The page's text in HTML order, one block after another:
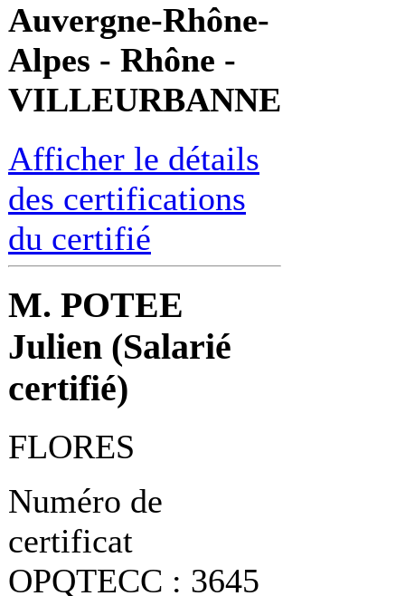
Auvergne-Rhône-
Alpes - Rhône -
VILLEURBANNE
Afficher le détails
des certifications
du certifié
M. POTEE
Julien (Salarié
certifié)
FLORES
Numéro de
certificat
OPQTECC : 3645